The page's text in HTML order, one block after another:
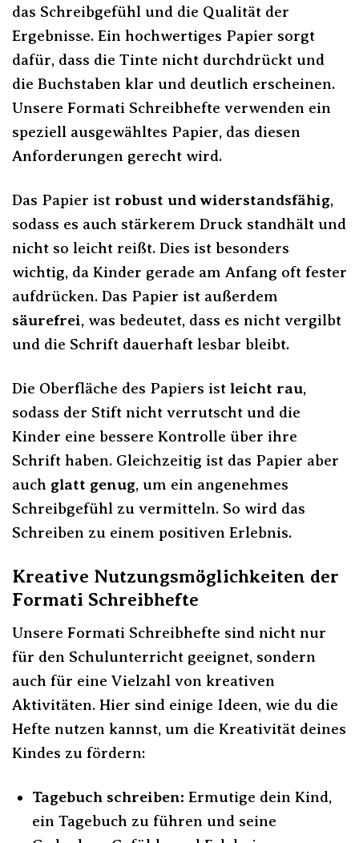
das Schreibgefühl und die Qualität der
Ergebnisse. Ein hochwertiges Papier sorgt
dafür, dass die Tinte nicht durchdrückt und
die Buchstaben klar und deutlich erscheinen.
Unsere Formati Schreibhefte verwenden ein
speziell ausgewähltes Papier, das diesen
Anforderungen gerecht wird.
Das Papier ist robust und widerstandsfähig,
sodass es auch stärkerem Druck standhält und
nicht so leicht reißt. Dies ist besonders
wichtig, da Kinder gerade am Anfang oft fester
aufdrücken. Das Papier ist außerdem
säurefrei, was bedeutet, dass es nicht vergilbt
und die Schrift dauerhaft lesbar bleibt.
Die Oberfläche des Papiers ist leicht rau,
sodass der Stift nicht verrutscht und die
Kinder eine bessere Kontrolle über ihre
Schrift haben. Gleichzeitig ist das Papier aber
auch glatt genug, um ein angenehmes
Schreibgefühl zu vermitteln. So wird das
Schreiben zu einem positiven Erlebnis.
Kreative Nutzungsmöglichkeiten der
Formati Schreibhefte
Unsere Formati Schreibhefte sind nicht nur
für den Schulunterricht geeignet, sondern
auch für eine Vielzahl von kreativen
Aktivitäten. Hier sind einige Ideen, wie du die
Hefte nutzen kannst, um die Kreativität deines
Kindes zu fördern:
Tagebuch schreiben: Ermutige dein Kind,
ein Tagebuch zu führen und seine